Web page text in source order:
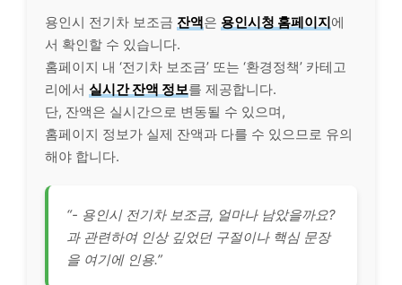
용인시 전기차 보조금 잔액은 용인시청 홈페이지에
서 확인할 수 있습니다.
홈페이지 내 ‘전기차 보조금’ 또는 ‘환경정책’ 카테고
리에서 실시간 잔액 정보를 제공합니다.
단, 잔액은 실시간으로 변동될 수 있으며,
홈페이지 정보가 실제 잔액과 다를 수 있으므로 유의
해야 합니다.
“- 용인시 전기차 보조금, 얼마나 남았을까요?
과 관련하여 인상 깊었던 구절이나 핵심 문장
을 여기에 인용.”